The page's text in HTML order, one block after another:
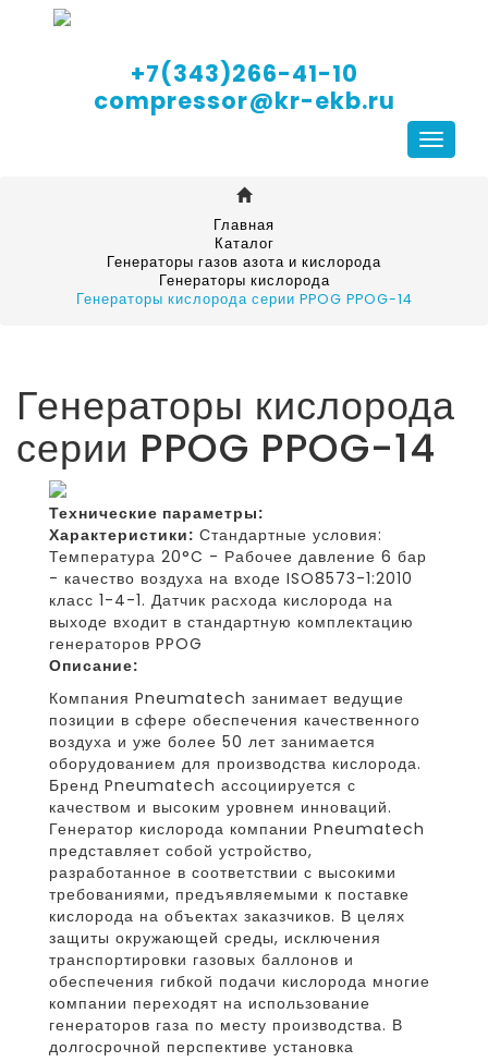
+7(343)266-41-10
compressor@kr-ekb.ru
Главная
Каталог
Генераторы газов азота и кислорода
Генераторы кислорода
Генераторы кислорода серии PPOG PPOG-14
Генераторы кислорода
серии PPOG PPOG-14
Технические параметры:
Характеристики: Стандартные условия:
Температура 20°C - Рабочее давление 6 бар
- качество воздуха на входе ISO8573-1:2010
класс 1-4-1. Датчик расхода кислорода на
выходе входит в стандартную комплектацию
генераторов PPOG
Описание:
Компания Pneumatech занимает ведущие
позиции в сфере обеспечения качественного
воздуха и уже более 50 лет занимается
оборудованием для производства кислорода.
Бренд Pneumatech ассоциируется с
качеством и высоким уровнем инноваций.
Генератор кислорода компании Pneumatech
представляет собой устройство,
разработанное в соответствии с высокими
требованиями, предъявляемыми к поставке
кислорода на объектах заказчиков. В целях
защиты окружающей среды, исключения
транспортировки газовых баллонов и
обеспечения гибкой подачи кислорода многие
компании переходят на использование
генераторов газа по месту производства. В
долгосрочной перспективе установка